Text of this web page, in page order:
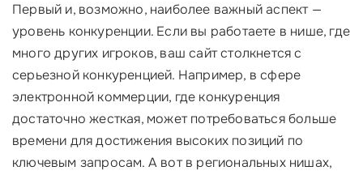
Первый и, возможно, наиболее важный аспект —
уровень конкуренции. Если вы работаете в нише, где
много других игроков, ваш сайт столкнется с
серьезной конкуренцией. Например, в сфере
электронной коммерции, где конкуренция
достаточно жесткая, может потребоваться больше
времени для достижения высоких позиций по
ключевым запросам. А вот в региональных нишах,